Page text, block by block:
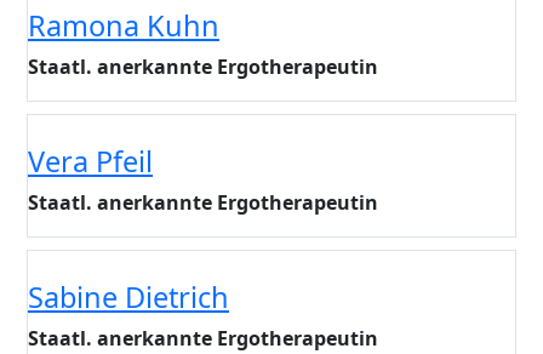
Ramona Kuhn
Staatl. anerkannte Ergotherapeutin
Vera Pfeil
Staatl. anerkannte Ergotherapeutin
Sabine Dietrich
Staatl. anerkannte Ergotherapeutin